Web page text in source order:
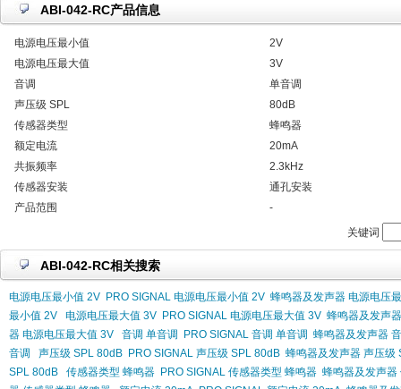
ABI-042-RC产品信息
电源电压最小值
2V
电源电压最大值
3V
音调
单音调
声压级 SPL
80dB
传感器类型
蜂鸣器
额定电流
20mA
共振频率
2.3kHz
传感器安装
通孔安装
产品范围
-
关键词
ABI-042-RC相关搜索
电源电压最小值 2V PRO SIGNAL 电源电压最小值 2V 蜂鸣器及发声器 电源电压
最小值 2V
电源电压最大值 3V PRO SIGNAL 电源电压最大值 3V 蜂鸣器及发声
器 电源电压最大值 3V
音调 单音调 PRO SIGNAL 音调 单音调 蜂鸣器及发声器
音调
声压级 SPL 80dB PRO SIGNAL 声压级 SPL 80dB 蜂鸣器及发声器 声压级
SPL 80dB
传感器类型 蜂鸣器 PRO SIGNAL 传感器类型 蜂鸣器 蜂鸣器及发声器